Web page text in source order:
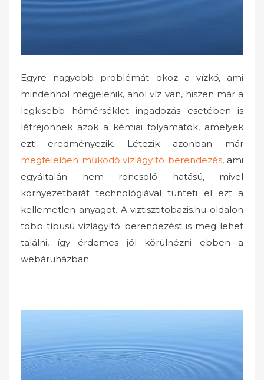
Egyre nagyobb problémát okoz a vízkő, ami
mindenhol megjelenik, ahol víz van, hiszen már a
legkisebb hőmérséklet ingadozás esetében is
létrejönnek azok a kémiai folyamatok, amelyek
ezt eredményezik. Létezik azonban már
megfelelően működő vízlágyító berendezés, ami
egyáltalán nem roncsoló hatású, mivel
környezetbarát technológiával tünteti el ezt a
kellemetlen anyagot. A viztisztitobazis.hu oldalon
több típusú vízlágyító berendezést is meg lehet
találni, így érdemes jól körülnézni ebben a
webáruházban.